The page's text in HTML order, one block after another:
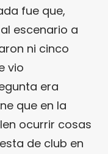
fue que,
escenario a
ni cinco
vio
era
que en la
ocurrir cosas
de club en